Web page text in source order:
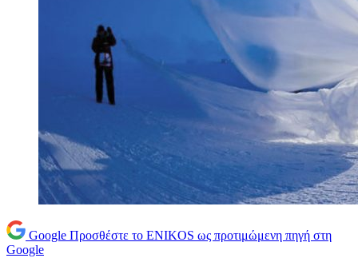
Google Προσθέστε το ENIKOS ως προτιμώμενη πηγή στη
Google